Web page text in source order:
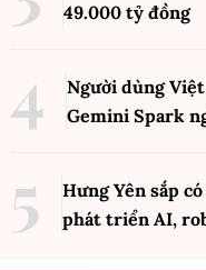
49.000 tỷ đồng
Người dùng
Gemini Spark
Hưng Yên sắp
phát triển AI,